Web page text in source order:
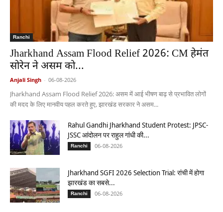
Ranchi
Jharkhand Assam Flood Relief 2026: CM हेमंत
सोरेन ने असम को...
Anjali Singh - 06-08-2026
Jharkhand Assam Flood Relief 2026: असम में आई भीषण बाढ़ से प्रभावित लोगों
की मदद के लिए मानवीय पहल करते हुए, झारखंड सरकार ने असम...
Rahul Gandhi Jharkhand Student Protest: JPSC-
JSSC आंदोलन पर राहुल गांधी की...
Ranchi 06-08-2026
Jharkhand SGFI 2026 Selection Trial: रांची में होगा
झारखंड का सबसे...
Ranchi 06-08-2026